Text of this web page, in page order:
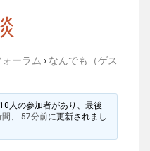
ォーラム › なんでも（ゲス
人の参加者があり、最後
間、 57分前に更新されまし